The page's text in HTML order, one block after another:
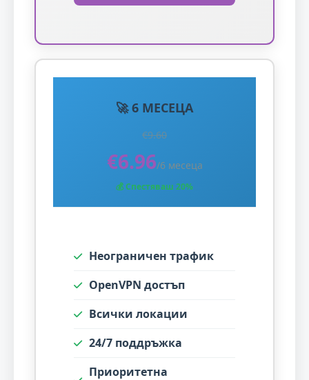
🚀 6 МЕСЕЦА
€9.60
€6.96/6 месеца
💰 Спестяваш 20%
Неограничен трафик
OpenVPN достъп
Всички локации
24/7 поддръжка
Приоритетна